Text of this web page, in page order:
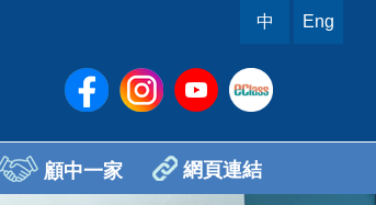
中 Eng
顧中一家 網頁連結